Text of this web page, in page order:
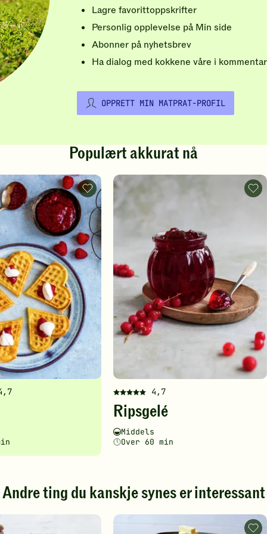
Lagre favorittoppskrifter
Personlig opplevelse på Min side
Abonner på nyhetsbrev
Ha dialog med kokkene våre i
OPPRETT MIN MATPRAT-PROFIL
Populært akkurat nå
Vafler
-
legg
til
favoritter
4,7
Denne
oppskriften
fått
5
stjerner.
Klikk
å
Ripsgelé
Vanskelighetsgrad
Middels
Tilberedningstid
Over 60 min
-
Andre ting du kanskje synes er interessant
Mål